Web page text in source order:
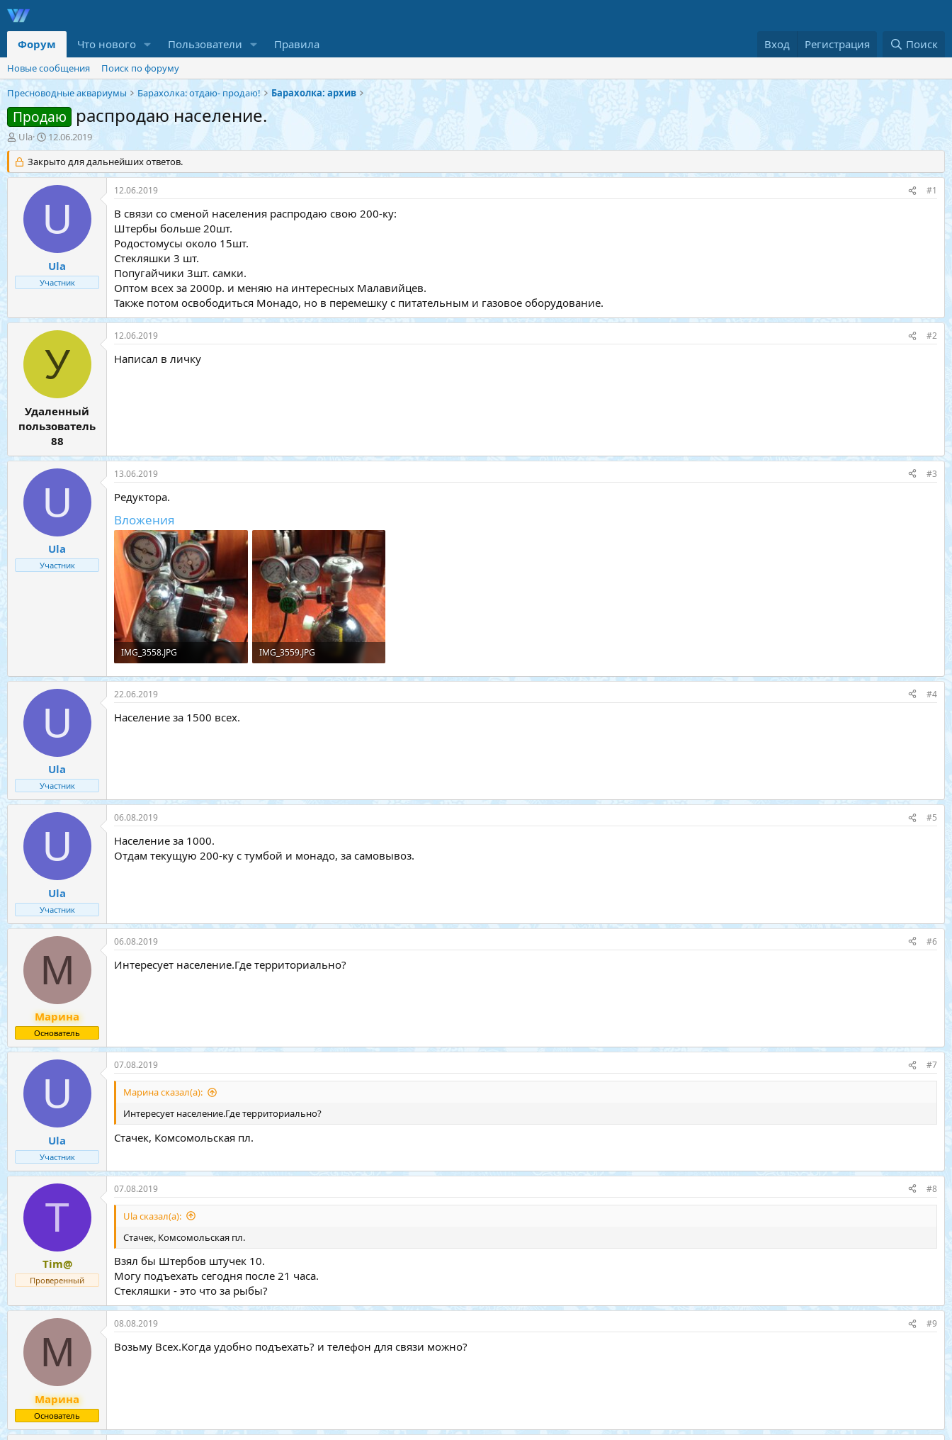
Форум Что нового Пользователи Правила Вход Регистрация Поиск
Новые сообщения
Поиск по форуму
Пресноводные аквариумы
Барахолка: отдаю- продаю! Барахолка: архив
Продаю распродаю население.
А
в
т
о
м
Ula
Д
а
т
а
н
а
а
12.06.2019
Закрыто для дальнейших ответов.
U
Ula
Участник
12.06.2019 #1
В связи со сменой населения распродаю свою 200-ку:
Штербы больше 20шт.
Родостомусы около 15шт.
Стекляшки 3 шт.
Попугайчики 3шт. самки.
Оптом всех за 2000р. и меняю на интересных Малавийцев.
Также потом освободиться Монадо, но в перемешку с питательным и газовое оборудование.
У
Удаленный
пользователь
88
12.06.2019 #2
Написал в личку
U
Ula
Участник
13.06.2019 #3
Редуктора.
Вложения
IMG_3558.JPG
944,4 КБ · Просмотры: 18
IMG_3559.JPG
959,7 КБ · Просмотры: 18
U
Ula
Участник
22.06.2019 #4
Население за 1500 всех.
U
Ula
Участник
06.08.2019 #5
Население за 1000.
Отдам текущую 200-ку с тумбой и монадо, за самовывоз.
М
Марина
Основатель
06.08.2019 #6
Интересует население.Где территориально?
U
Ula
Участник
07.08.2019 #7
Марина сказал(а):
Интересует население.Где территориально?
Стачек, Комсомольская пл.
T
Tim@
Проверенный
07.08.2019 #8
Ula сказал(а):
Стачек, Комсомольская пл.
Взял бы Штербов штучек 10.
Могу подъехать сегодня после 21 часа.
Стекляшки - это что за рыбы?
М
Марина
Основатель
08.08.2019 #9
Возьму Всех.Когда удобно подъехать? и телефон для связи можно?